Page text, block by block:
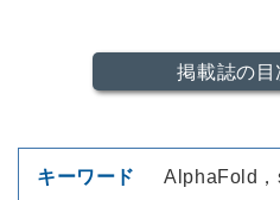
掲載誌の目
キーワード
AlphaFold，